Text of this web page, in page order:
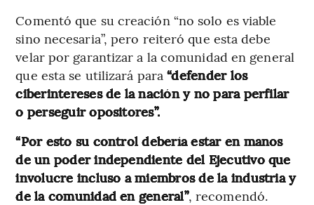
Comentó que su creación “no solo es viable
sino necesaria”, pero reiteró que esta debe
velar por garantizar a la comunidad en general
que esta se utilizará para “defender los
ciberintereses de la nación y no para perfilar
o perseguir opositores”.
“Por esto su control debería estar en manos
de un poder independiente del Ejecutivo que
involucre incluso a miembros de la industria y
de la comunidad en general”, recomendó.